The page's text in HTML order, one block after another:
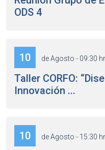
ODS 4
10 de Agosto - 09:30
Taller CORFO:
Innovación ...
10 de Agosto - 15:30